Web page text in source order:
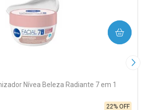
Nívea Beleza Radiante 7 em 1
22% OFF
COMPRAR